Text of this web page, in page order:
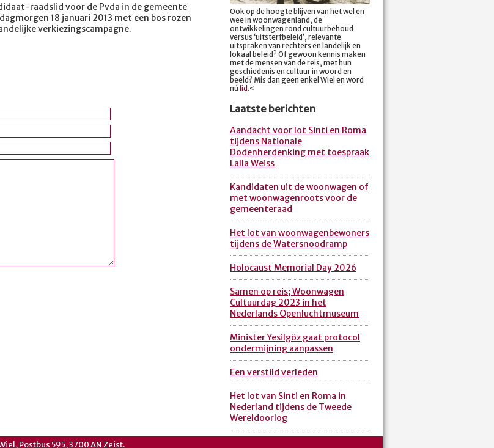
raadslid voor de Pvda in de gemeente
18 januari 2013 met een bos rozen
verkiezingscampagne.
Ook op de hoogte blijven van het wel en
wee in woonwagenland, de
ontwikkelingen rond cultuurbehoud
versus ‘uitsterfbeleid’, relevante
uitspraken van rechters en landelijk en
lokaal beleid? Of gewoon kennis maken
met de mensen van de reis, met hun
geschiedenis en cultuur in woord en
beeld? Mis dan geen enkel Wiel en word
nú lid.<
Laatste berichten
Aandacht voor lot Sinti en Roma
tijdens Nationale
Dodenherdenking met toespraak
Lalla Weiss
Kandidaten uit de woonwagen of
met woonwagenroots voor de
gemeenteraad
Het lot van woonwagenbewoners
tijdens de Watersnoodramp
Holocaust Memorial Day 2026
Samen op reis; Woonwagen
Cultuurdag 2023 in het
Nederlands Openluchtmuseum
Minister Yesilgöz gaat protocol
ondermijning aanpassen
Een verstild verleden
Het lot van Sinti en Roma in
Nederland tijdens de Tweede
Wereldoorlog
Postbus 595, 3700 AN Zeist.